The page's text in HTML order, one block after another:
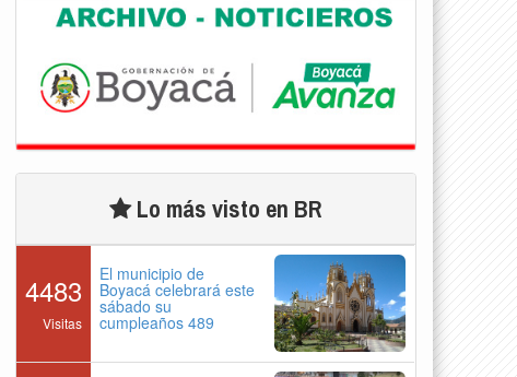
Lo más visto en BR
4483
Visitas
El municipio de
Boyacá celebrará este
sábado su
cumpleaños 489